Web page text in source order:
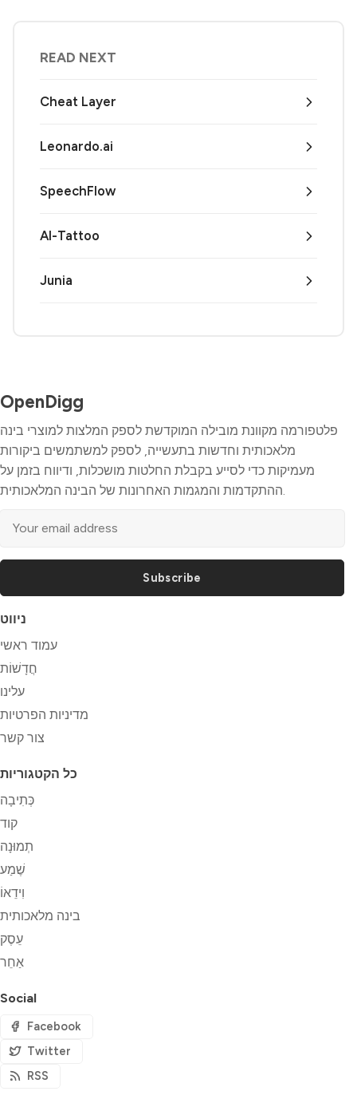
READ NEXT
Cheat Layer
Leonardo.ai
SpeechFlow
AI-Tattoo
Junia
OpenDigg
פלטפורמה מקוונת מובילה המוקדשת לספק המלצות למוצרי בינה
מלאכותית וחדשות בתעשייה, לספק למשתמשים ביקורות
מעמיקות כדי לסייע בקבלת החלטות מושכלות, ודיווח בזמן על
ההתקדמות והמגמות האחרונות של הבינה המלאכותית.
Subscribe
ניווט
עמוד ראשי
חֲדָשׁוֹת
עלינו
מדיניות הפרטיות
צור קשר
כל הקטגוריות
כְּתִיבָה
קוד
תְמוּנָה
שֶׁמַע
וִידֵאוֹ
בינה מלאכותית
עֵסֶק
אַחֵר
Social
Facebook
Twitter
RSS